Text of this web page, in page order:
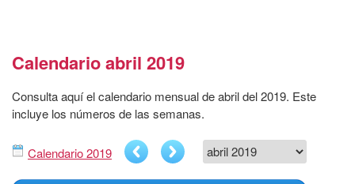
Calendario abril 2019
Consulta aquí el calendario mensual de abril del 2019. Este
incluye los números de las semanas.
Calendario 2019